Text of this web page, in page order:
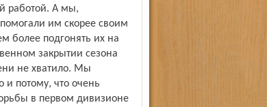
работой. А мы,
им скорее своим
более подгонять их на
закрытии сезона
не хватило. Мы
и потому, что очень
в первом дивизионе